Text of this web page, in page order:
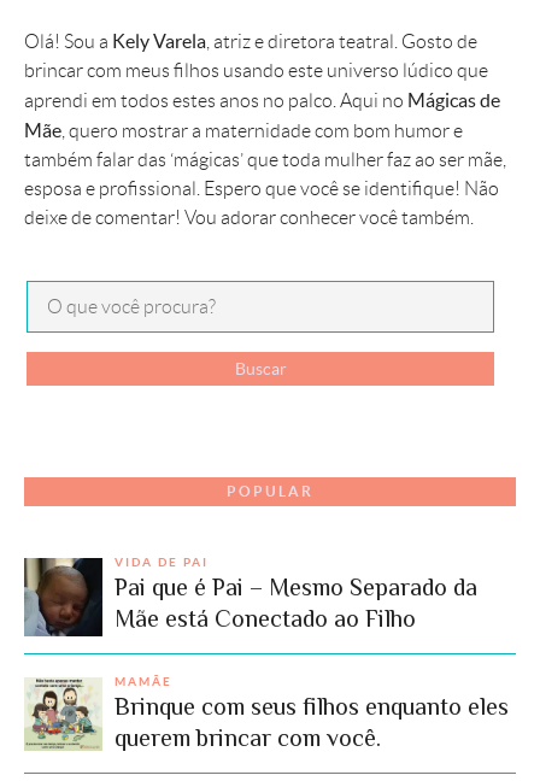
Olá! Sou a Kely Varela , atriz e diretora teatral. Gosto de
brincar com meus filhos usando este universo lúdico que
aprendi em todos estes anos no palco. Aqui no Mágicas de
Mãe , quero mostrar a maternidade com bom humor e
também falar das ‘mágicas’ que toda mulher faz ao ser mãe,
esposa e profissional. Espero que você se identifique! Não
deixe de comentar! Vou adorar conhecer você também.
POPULAR
VIDA DE PAI
Pai que é Pai – Mesmo Separado da
Mãe está Conectado ao Filho
MAMÃE
Brinque com seus filhos enquanto eles
querem brincar com você.